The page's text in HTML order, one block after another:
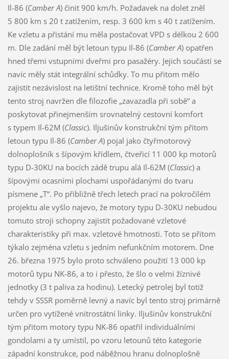
Il-86 (Camber A) činit 900 km/h. Požadavek na dolet zněl
5 800 km s 20 t zatížením, resp. 3 600 km s 40 t zatížením.
Ke vzletu a přistání mu měla postačovat VPD s délkou 2 600
m. Dle zadání měl být letoun typu Il-86 (Camber A) opatřen
hned třemi vstupními dveřmi pro pasažéry. Jejich součástí se
navíc měly stát integrální schůdky. To mu přitom mělo
zajistit nezávislost na letištní technice. Kromě toho měl být
tento stroj navržen dle filozofie „zavazadla při sobě“ a
poskytovat přinejmenším srovnatelný cestovní komfort
s typem Il-62M (Classic). Iljušinův konstrukční tým přitom
letoun typu Il-86 (Camber A) pojal jako čtyřmotorový
dolnoplošník s šípovým křídlem, čtveřicí 11 000 kp motorů
typu D-30KU na bocích zádě trupu alá Il-62M (Classic) a
šípovými ocasními plochami uspořádanými do tvaru
písmene „T“. Po přibližně třech letech prací na pokročilém
projektu ale vyšlo najevo, že motory typu D-30KU nebudou
tomuto stroji schopny zajistit požadované vzletové
charakteristiky při max. vzletové hmotnosti. Toto se přitom
týkalo zejména vzletu s jedním nefunkčním motorem. Dne
26. března 1975 bylo proto schváleno použití 13 000 kp
motorů typu NK-86, a to i přesto, že šlo o velmi žíznivé
jednotky (3 t paliva za hodinu). Letecký petrolej byl totiž
tehdy v SSSR poměrně levný a navíc byl tento stroj primárně
určen pro vytížené vnitrostátní linky. Iljušinův konstrukční
tým přitom motory typu NK-86 opatřil individuálními
gondolami a ty umístil, po vzoru letounů této kategorie
západní konstrukce, pod náběžnou hranu dolnoplošně